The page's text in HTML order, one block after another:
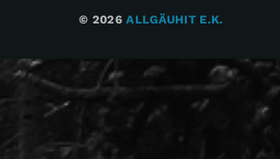
© 2026ALLGÄUHIT E.K.